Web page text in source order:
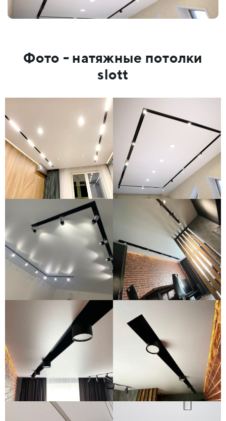
Фото - натяжные потолки
slott